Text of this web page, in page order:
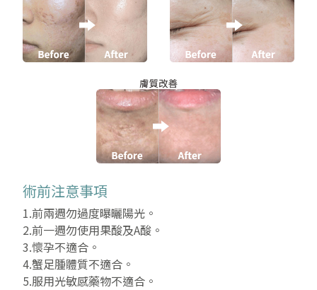
術前注意事項
1.前兩週勿過度曝曬陽光。
2.前一週勿使用果酸及A酸。
3.懷孕不適合。
4.蟹足腫體質不適合。
5.服用光敏感藥物不適合。